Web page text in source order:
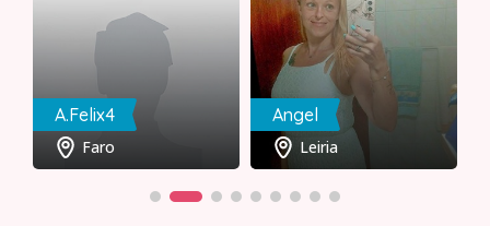
A.Felix4
Faro
Angel
Leiria